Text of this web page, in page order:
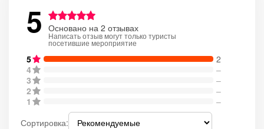
5 Основано на 2 отзывах
Написать отзыв могут только туристы
посетившие мероприятие
5
2
4
–
3
–
2
–
1
–
Сортировка: